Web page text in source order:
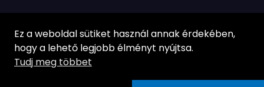
© Ag-Systech Kft. | Minden jog fenntartva!
Ez a weboldal sütiket használ annak érdekében,
hogy a lehető legjobb élményt nyújtsa.
Tudj meg többet